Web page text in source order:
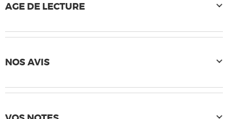
AGE DE LECTURE
NOS AVIS